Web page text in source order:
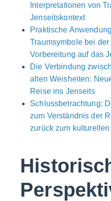
Interpretationen von
Jenseitskontext
Praktische
Traumsymbole bei
Vorbereitung auf das
Die Verbindung
alten Weisheiten:
Reise ins Jenseits
Schlussbetrachtung:
zum Verständnis der
zurück zum